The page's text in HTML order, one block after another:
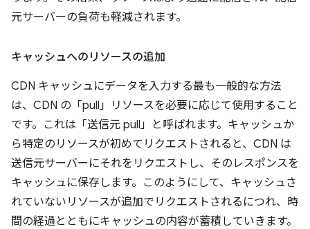
元サーバーの負荷も軽減されます。
キャッシュへのリソースの追加
CDN キャッシュにデータを入力する最も一般的な方法
は、CDN の「pull」リソースを必要に応じて使用すること
です。これは「送信元 pull」と呼ばれます。キャッシュか
ら特定のリソースが初めてリクエストされると、CDN は
送信元サーバーにそれをリクエストし、そのレスポンスを
キャッシュに保存します。このようにして、キャッシュさ
れていないリソースが追加でリクエストされるにつれ、時
間の経過とともにキャッシュの内容が蓄積していきます。